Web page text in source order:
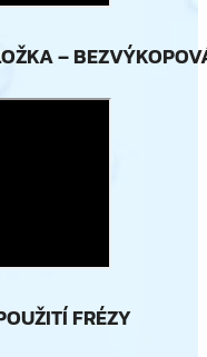
–
FRÉZY